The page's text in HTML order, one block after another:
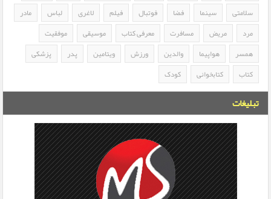
سلامتی
سینما فضا فوتبال فیلم لاغری لباس
مادر
مرد
مریض مسافرت معرفی کتاب موسیقی
موفقیت
همسر
هواپیما والدین ورزش ویتامین پدر
پزشکی
کتاب
کتابخوانی کودک
تبلیغات